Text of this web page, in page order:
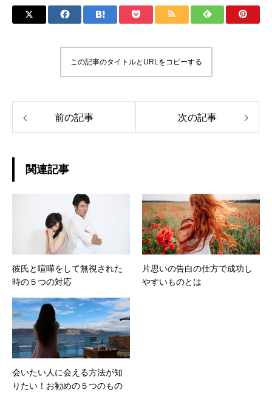
この記事のタイトルとURLをコピーする
前の記事 次の記事
関連記事
彼氏と喧嘩をして無視された
時の５つの対応
片思いの告白の仕方で成功し
やすいものとは
会いたい人に会える方法が知
りたい！お勧めの５つのもの